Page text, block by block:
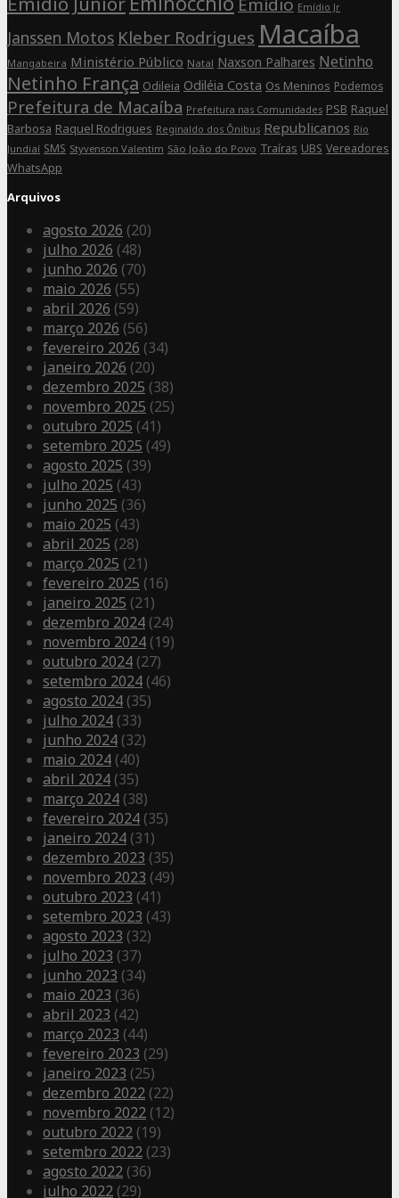
Emídio Jr
Janssen Motos Kleber Rodrigues Macaíba
Mangabeira Ministério Público Natal Naxson Palhares Netinho
Netinho França Odileia Odiléia Costa Os Meninos Podemos
Prefeitura de Macaíba Prefeitura nas Comunidades PSB Raquel
Barbosa Raquel Rodrigues Reginaldo dos Ônibus Republicanos Rio
Jundiaí SMS Styvenson Valentim São João do Povo Traíras UBS Vereadores
WhatsApp
Arquivos
agosto 2026 (20)
julho 2026 (48)
junho 2026 (70)
maio 2026 (55)
abril 2026 (59)
março 2026 (56)
fevereiro 2026 (34)
janeiro 2026 (20)
dezembro 2025 (38)
novembro 2025 (25)
outubro 2025 (41)
setembro 2025 (49)
agosto 2025 (39)
julho 2025 (43)
junho 2025 (36)
maio 2025 (43)
abril 2025 (28)
março 2025 (21)
fevereiro 2025 (16)
janeiro 2025 (21)
dezembro 2024 (24)
novembro 2024 (19)
outubro 2024 (27)
setembro 2024 (46)
agosto 2024 (35)
julho 2024 (33)
junho 2024 (32)
maio 2024 (40)
abril 2024 (35)
março 2024 (38)
fevereiro 2024 (35)
janeiro 2024 (31)
dezembro 2023 (35)
novembro 2023 (49)
outubro 2023 (41)
setembro 2023 (43)
agosto 2023 (32)
julho 2023 (37)
junho 2023 (34)
maio 2023 (36)
abril 2023 (42)
março 2023 (44)
fevereiro 2023 (29)
janeiro 2023 (25)
dezembro 2022 (22)
novembro 2022 (12)
outubro 2022 (19)
setembro 2022 (23)
agosto 2022 (36)
julho 2022 (29)